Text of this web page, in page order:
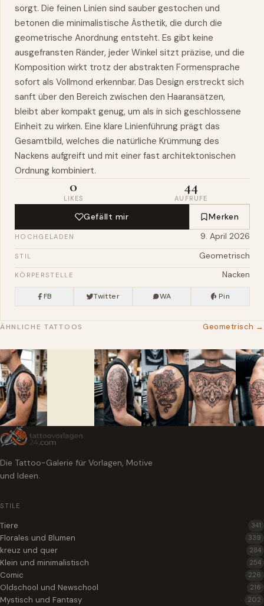
sorgt. Die feinen Linien sind sauber gestochen und
betonen die minimalistische Ästhetik, die durch die
geometrische Anordnung entsteht. Es gibt keine
ausgefransten Ränder, jeder Winkel sitzt präzise, und die
Komposition wirkt trotz der abstrakten Formensprache
sofort als Vollmond erkennbar. Das Design erstreckt sich
sanft über den Bereich zwischen den Haaransätzen,
bleibt aber kompakt genug, um als in sich geschlossene
Einheit zu wirken. Eine klare Linienführung prägt das
Gesamtbild, welches die natürliche Krümmung des
Nackens aufgreift und mit einer fast architektonischen
Ordnung kombiniert.
0
LIKES
44
AUFRUFE
Gefällt mir Merken
HOCHGELADEN 9. April 2026
STIL Geometrisch
KÖRPERSTELLE Nacken
FB Twitter WA Pin
ÄHNLICHE TATTOOS Geometrisch →
Die Tattoo-Galerie für Vorlagen, Motive
und Ideen.
STILE
Tiere 341
Florales und Blumen 339
kreuz und quer 284
Klein und minimalistisch 254
Comic 226
Oldschool und Newschool 216
Mystisch und Fantasy 202